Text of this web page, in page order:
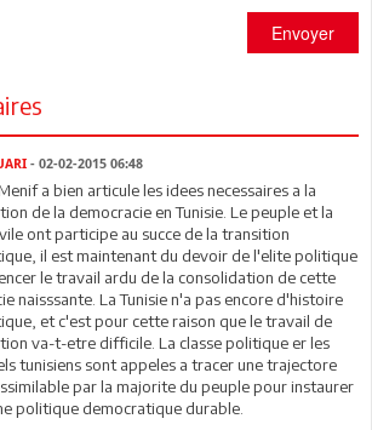
Envoyer
- 02-02-2015 06:48
a bien articule les idees necessaires a la
de la democracie en Tunisie. Le peuple et la
ont participe au succe de la transition
il est maintenant du devoir de l'elite politique
le travail ardu de la consolidation de cette
naisssante. La Tunisie n'a pas encore d'histoire
et c'est pour cette raison que le travail de
va-t-etre difficile. La classe politique er les
tunisiens sont appeles a tracer une trajectore
par la majorite du peuple pour instaurer
politique democratique durable.